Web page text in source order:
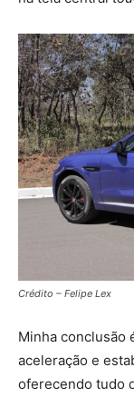
Crédito – Felipe Lex
Minha conclusão
aceleração e
oferecendo tudo